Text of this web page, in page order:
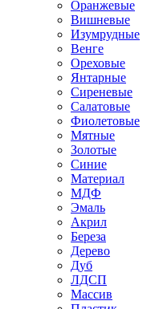
Оранжевые
Вишневые
Изумрудные
Венге
Ореховые
Янтарные
Сиреневые
Салатовые
Фиолетовые
Мятные
Золотые
Синие
Материал
МДФ
Эмаль
Акрил
Береза
Дерево
Дуб
ЛДСП
Массив